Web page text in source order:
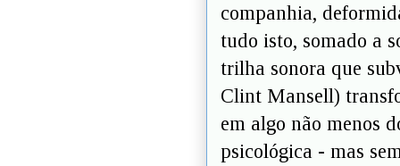
companhia,
tudo isto, somado a
trilha sonora que
Clint Mansell)
em algo não menos
psicológica - mas